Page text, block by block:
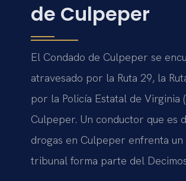
de Culpeper
El Condado de Culpeper se
atravesado por la Ruta 29, la
por la Policía Estatal de
Culpeper. Un conductor que es
drogas en Culpeper enfrenta
tribunal forma parte del